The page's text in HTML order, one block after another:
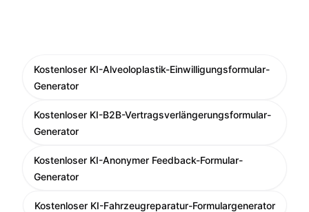
Kostenloser KI-Alveoloplastik-Einwilligungsformular-
Generator
Kostenloser KI-B2B-Vertragsverlängerungsformular-
Generator
Kostenloser KI-Anonymer Feedback-Formular-
Generator
Kostenloser KI-Fahrzeugreparatur-Formulargenerator